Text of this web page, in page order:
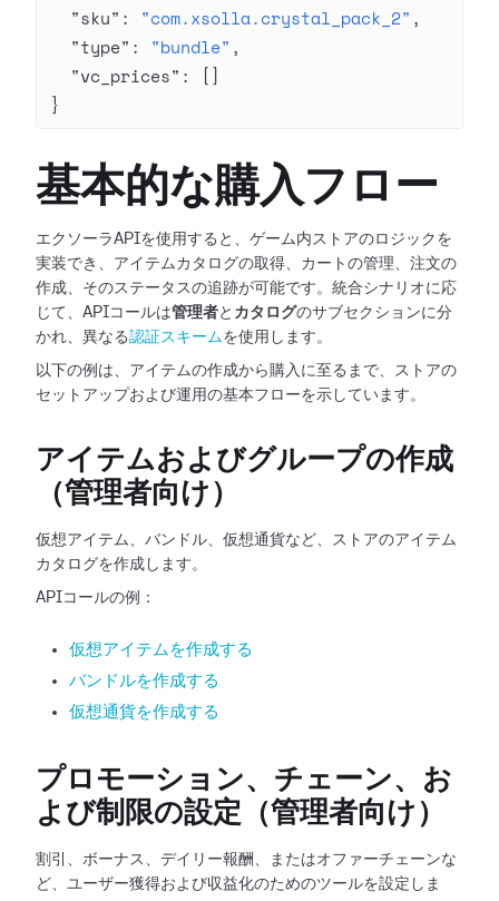
  "sku"
: "com.xsolla.crystal_pack_2" ,
  "type"
: "bundle" ,
  "vc_prices"
: []
}
基本的な購入フロー
エクソーラAPIを使用すると、ゲーム内ストアのロジックを
実装でき、アイテムカタログの取得、カートの管理、注文の
作成、そのステータスの追跡が可能です。統合シナリオに応
じて、APIコールは管理者と カタログのサブセクションに分
かれ、異なる認証スキームを使用します。
以下の例は、アイテムの作成から購入に至るまで、ストアの
セットアップおよび運用の基本フローを示しています。
アイテムおよびグループの作成
（管理者向け）
仮想アイテム、バンドル、仮想通貨など、ストアのアイテム
カタログを作成します。
APIコールの例：
仮想アイテムを作成する
バンドルを作成する
仮想通貨を作成する
プロモーション、チェーン、お
よび制限の設定（管理者向け）
割引、ボーナス、デイリー報酬、またはオファーチェーンな
ど、ユーザー獲得および収益化のためのツールを設定しま